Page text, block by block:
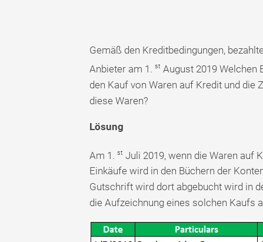
Gemäß den Kreditbedingungen,
Anbieter am 1. st August 2019 Welchen
den Kauf von Waren auf Kredit und die
diese Waren?
Lösung
Am 1. st Juli 2019, wenn die Waren auf
Einkäufe wird in den Büchern der
Gutschrift wird dort abgebucht wird in
die Aufzeichnung eines solchen Kaufs